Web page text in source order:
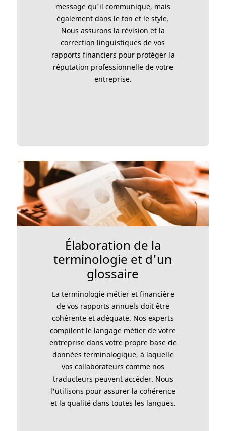
message qu'il communique, mais
également dans le ton et le style.
Nous assurons la révision et la
correction linguistiques de vos
rapports financiers pour protéger la
réputation professionnelle de votre
entreprise.
Élaboration de la
terminologie et d'un
glossaire
La terminologie métier et financière
de vos rapports annuels doit être
cohérente et adéquate. Nos experts
compilent le langage métier de votre
entreprise dans votre propre base de
données terminologique, à laquelle
vos collaborateurs comme nos
traducteurs peuvent accéder. Nous
l'utilisons pour assurer la cohérence
et la qualité dans toutes les langues.